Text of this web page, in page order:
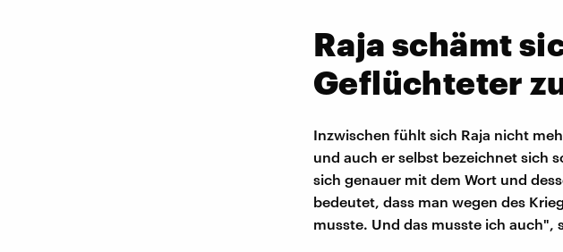
Raja schämt
Geflüchteter
Inzwischen fühlt sich Raja nicht
und auch er selbst bezeichnet sich
sich genauer mit dem Wort und
bedeutet, dass man wegen des
musste. Und das musste ich auch",